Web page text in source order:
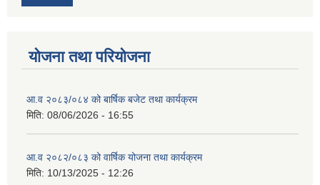
योजना तथा परियोजना
आ.व २०८३/०८४ को बार्षिक बजेट तथा कार्यक्रम
मिति: 08/06/2026 - 16:55
आ.व २०८२/०८३ को वार्षिक योजना तथा कार्यक्रम
मिति: 10/13/2025 - 12:26